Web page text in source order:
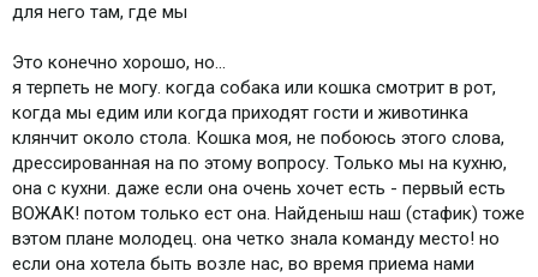
для него там, где мы
Это конечно хорошо, но...
я терпеть не могу. когда собака или кошка смотрит в рот,
когда мы едим или когда приходят гости и животинка
клянчит около стола. Кошка моя, не побоюсь этого слова,
дрессированная на по этому вопросу. Только мы на кухню,
она с кухни. даже если она очень хочет есть - первый есть
ВОЖАК! потом только ест она. Найденыш наш (стафик) тоже
вэтом плане молодец. она четко знала команду место! но
если она хотела быть возле нас, во время приема нами